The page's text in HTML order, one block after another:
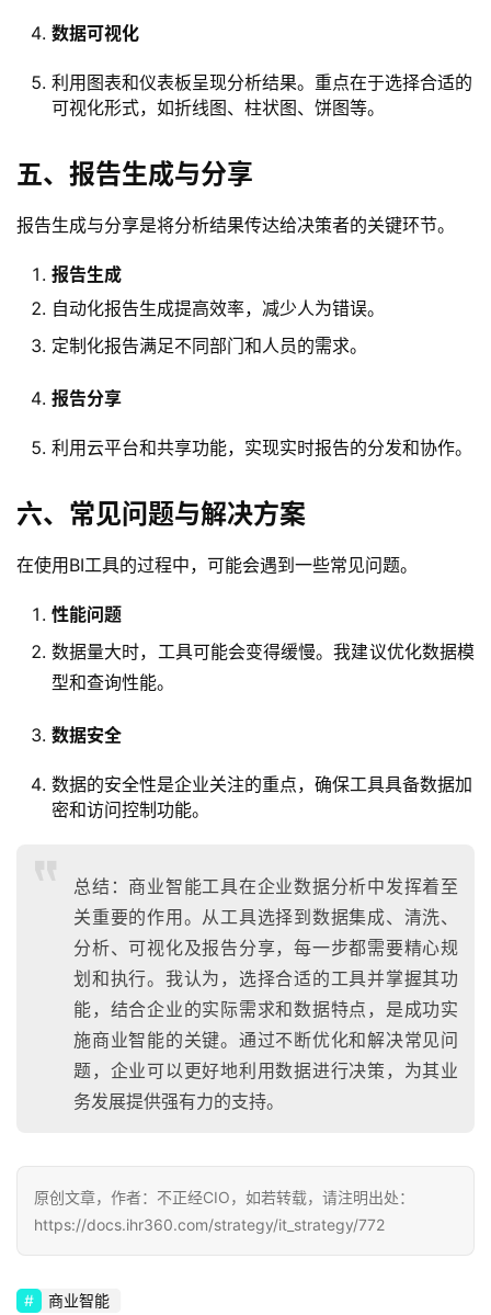
数据可视化
利用图表和仪表板呈现分析结果。重点在于选择合适的
可视化形式，如折线图、柱状图、饼图等。
五、报告生成与分享
报告生成与分享是将分析结果传达给决策者的关键环节。
报告生成
自动化报告生成提高效率，减少人为错误。
定制化报告满足不同部门和人员的需求。
报告分享
利用云平台和共享功能，实现实时报告的分发和协作。
六、常见问题与解决方案
在使用BI工具的过程中，可能会遇到一些常见问题。
性能问题
数据量大时，工具可能会变得缓慢。我建议优化数据模
型和查询性能。
数据安全
数据的安全性是企业关注的重点，确保工具具备数据加
密和访问控制功能。
总结：商业智能工具在企业数据分析中发挥着至
关重要的作用。从工具选择到数据集成、清洗、
分析、可视化及报告分享，每一步都需要精心规
划和执行。我认为，选择合适的工具并掌握其功
能，结合企业的实际需求和数据特点，是成功实
施商业智能的关键。通过不断优化和解决常见问
题，企业可以更好地利用数据进行决策，为其业
务发展提供强有力的支持。
原创文章，作者：不正经CIO，如若转载，请注明出处：
https://docs.ihr360.com/strategy/it_strategy/772
商业智能